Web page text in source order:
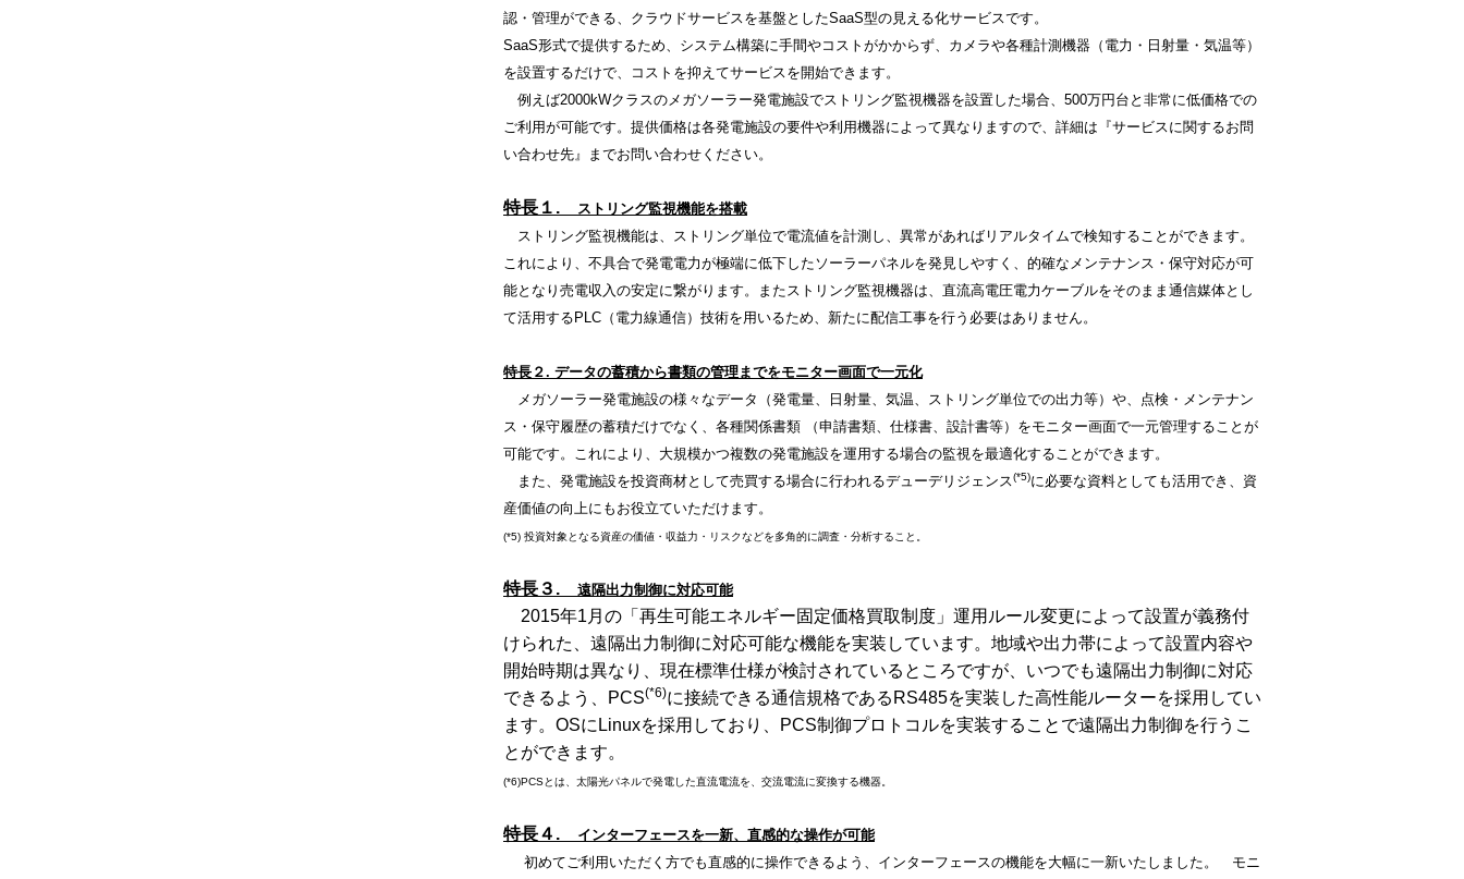
認・管理ができる、クラウドサービスを基盤としたSaaS型の見える化サービスです。
SaaS形式で提供するため、システム構築に手間やコストがかからず、カメラや各種計測機器（電力・日射量・気温等）
を設置するだけで、コストを抑えてサービスを開始できます。
例えば2000kWクラスのメガソーラー発電施設でストリング監視機器を設置した場合、500万円台と非常に低価格での
ご利用が可能です。提供価格は各発電施設の要件や利用機器によって異なりますので、詳細は『サービスに関するお問
い合わせ先』までお問い合わせください。
特長１ . ストリング監視機能を搭載
ストリング監視機能は、ストリング単位で電流値を計測し、異常があればリアルタイムで検知することができます。
これにより、不具合で発電電力が極端に低下したソーラーパネルを発見しやすく、的確なメンテナンス・保守対応が可
能となり売電収入の安定に繋がります。またストリング監視機器は、直流高電圧電力ケーブルをそのまま通信媒体とし
て活用するPLC（電力線通信）技術を用いるため、新たに配信工事を行う必要はありません。
特長２. データの蓄積から書類の管理までをモニター画面で一元化
メガソーラー発電施設の様々なデータ（発電量、日射量、気温、ストリング単位での出力等）や、点検・メンテナン
ス・保守履歴の蓄積だけでなく、各種関係書類 （申請書類、仕様書、設計書等）をモニター画面で一元管理することが
可能です。これにより、大規模かつ複数の発電施設を運用する場合の監視を最適化することができます。
また、発電施設を投資商材として売買する場合に行われるデューデリジェンス(*5)に必要な資料としても活用でき、資
産価値の向上にもお役立ていただけます。
(*5) 投資対象となる資産の価値・収益力・リスクなどを多角的に調査・分析すること。
特長３ . 遠隔出力制御に対応可能
2015年1月の「再生可能エネルギー固定価格買取制度」運用ルール変更によって設置が義務付
けられた、遠隔出力制御に対応可能な機能を実装しています。地域や出力帯によって設置内容や
開始時期は異なり、現在標準仕様が検討されているところですが、いつでも遠隔出力制御に対応
できるよう、PCS(*6)に接続できる通信規格であるRS485を実装した高性能ルーターを採用してい
ます。OSにLinuxを採用しており、PCS制御プロトコルを実装することで遠隔出力制御を行うこ
とができます。
(*6)PCSとは、太陽光パネルで発電した直流電流を、交流電流に変換する機器。
特長４ .
インターフェースを一新、直感的な操作が可能
初めてご利用いただく方でも直感的に操作できるよう、インターフェースの機能を大幅に一新いたしました。 モニ